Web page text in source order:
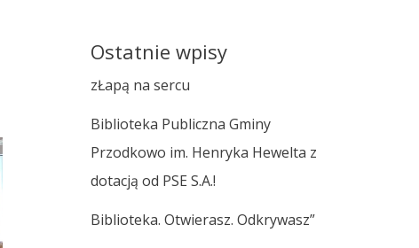
Ostatnie wpisy
zŁapą na sercu
Biblioteka Publiczna Gminy
Przodkowo im. Henryka Hewelta z
dotacją od PSE S.A.!
Biblioteka. Otwierasz. Odkrywasz”